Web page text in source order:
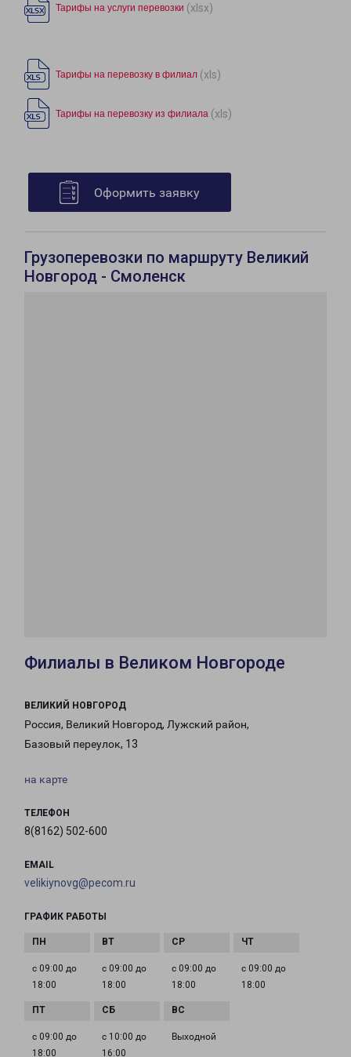
Тарифы на услуги перевозки (xlsx)
Тарифы на перевозку в филиал (xls)
Тарифы на перевозку из филиала (xls)
Оформить заявку
Грузоперевозки по маршруту Великий
Новгород - Смоленск
Филиалы в Великом Новгороде
ВЕЛИКИЙ НОВГОРОД
Россия, Великий Новгород, Лужский район,
Базовый переулок, 13
на карте
ТЕЛЕФОН
8(8162) 502-600
EMAIL
velikiynovg@pecom.ru
ГРАФИК РАБОТЫ
с 09:00 до
18:00
с 09:00 до
18:00
с 09:00 до
18:00
с 09:00 до
18:00
с 09:00 до
18:00
с 10:00 до
16:00
Выходной